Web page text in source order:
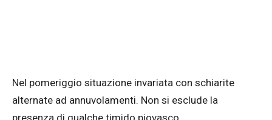
Nel pomeriggio situazione invariata con schiarite
alternate ad annuvolamenti. Non si esclude la
presenza di qualche timido piovasco.